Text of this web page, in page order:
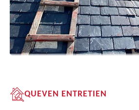
QUEVEN ENTRETIEN